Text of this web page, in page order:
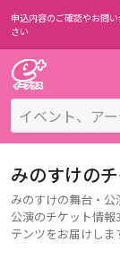
申込内容のご確認やお問
さい
みのすけの
みのすけの舞台・公
公演のチケット情
テンツをお届けしま